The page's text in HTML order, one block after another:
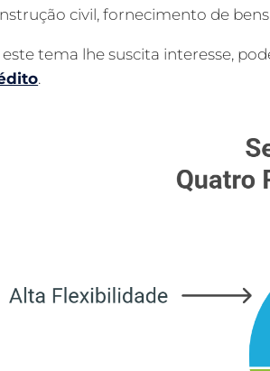
civil, fornecimento de bens
este tema lhe suscita interesse,
.